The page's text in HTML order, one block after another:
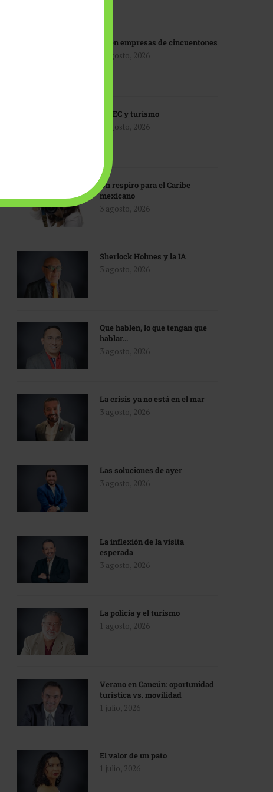
IA en empresas de cincuentones
3 agosto, 2026
TMEC y turismo
3 agosto, 2026
Un respiro para el Caribe
mexicano
3 agosto, 2026
Sherlock Holmes y la IA
3 agosto, 2026
Que hablen, lo que tengan que
hablar…
3 agosto, 2026
La crisis ya no está en el mar
3 agosto, 2026
Las soluciones de ayer
3 agosto, 2026
La inflexión de la visita
esperada
3 agosto, 2026
La policía y el turismo
1 agosto, 2026
Verano en Cancún: oportunidad
turística vs. movilidad
1 julio, 2026
El valor de un pato
1 julio, 2026